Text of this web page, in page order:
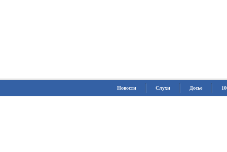
Новости Слухи Досье